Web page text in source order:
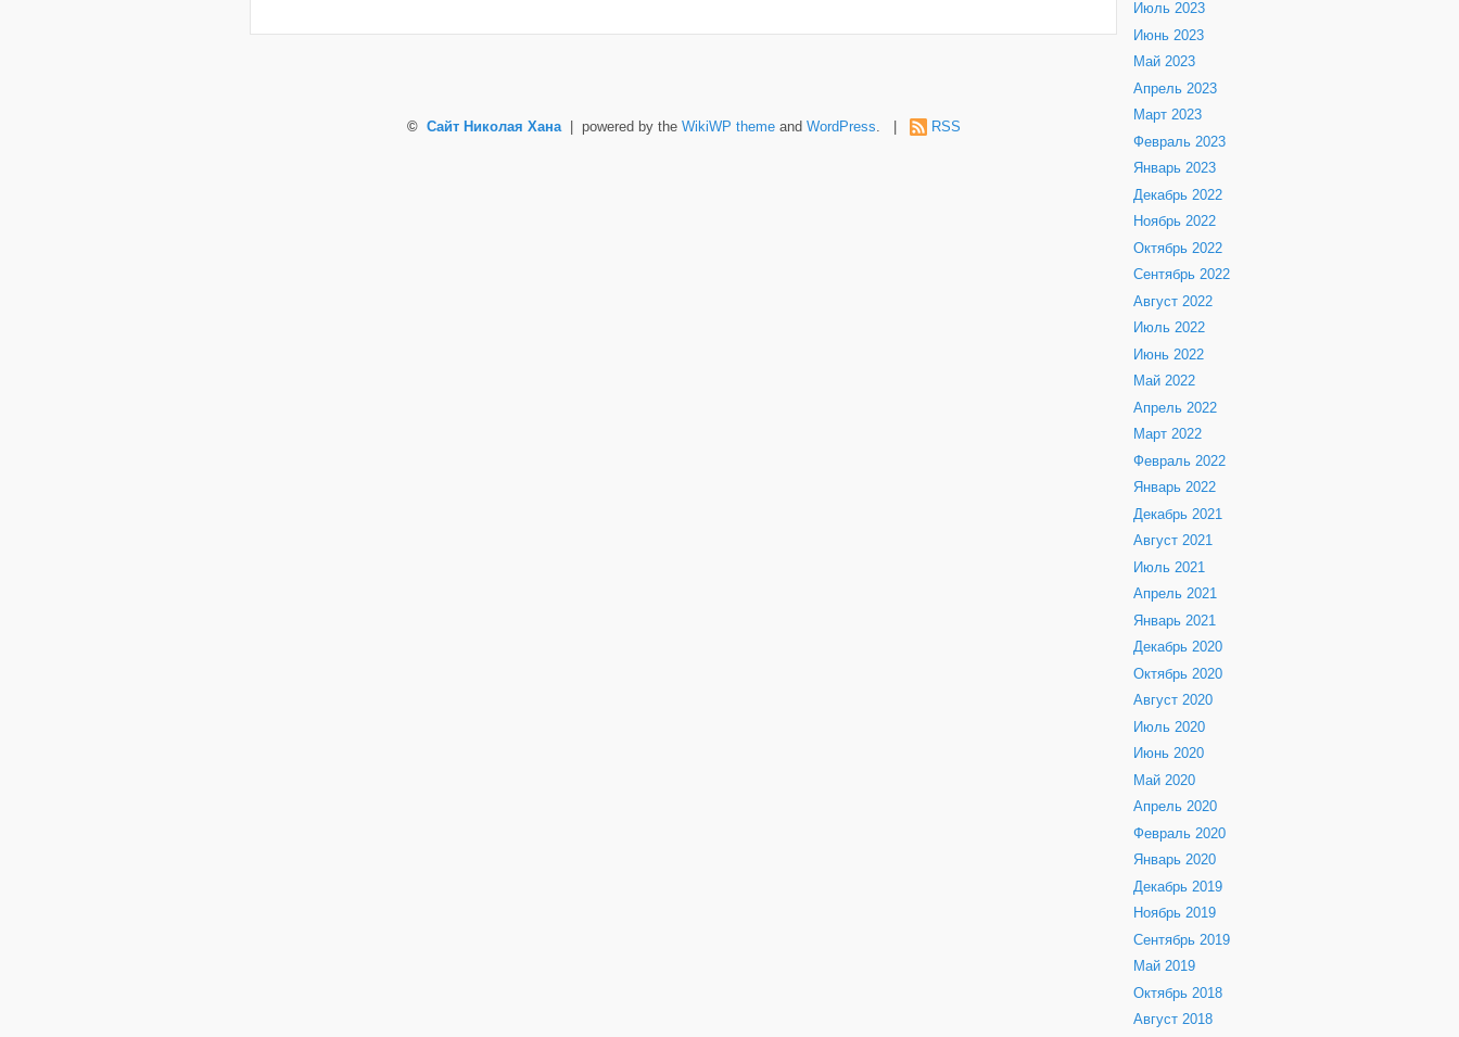
Июль 2023
Июнь 2023
Май 2023
Апрель 2023
Март 2023
Февраль 2023
Январь 2023
Декабрь 2022
Ноябрь 2022
Октябрь 2022
Сентябрь 2022
Август 2022
Июль 2022
Июнь 2022
Май 2022
Апрель 2022
Март 2022
Февраль 2022
Январь 2022
Декабрь 2021
Август 2021
Июль 2021
Апрель 2021
Январь 2021
Декабрь 2020
Октябрь 2020
Август 2020
Июль 2020
Июнь 2020
Май 2020
Апрель 2020
Февраль 2020
Январь 2020
Декабрь 2019
Ноябрь 2019
Сентябрь 2019
Май 2019
Октябрь 2018
Август 2018
© Сайт Николая Хана| powered by the WikiWP themeand WordPress. | RSS